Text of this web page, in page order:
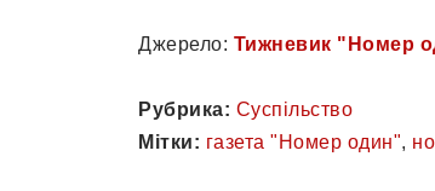
Джерело: Тижневик "Номер
Рубрика: Суспільство
Мітки: газета "Номер один",